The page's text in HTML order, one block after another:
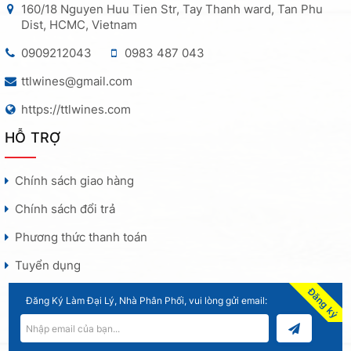
160/18 Nguyen Huu Tien Str, Tay Thanh ward, Tan Phu
Dist, HCMC, Vietnam
0909212043
0983 487 043
ttlwines@gmail.com
https://ttlwines.com
HỖ TRỢ
Chính sách giao hàng
Chính sách đổi trả
Phương thức thanh toán
Tuyển dụng
Đăng Ký Làm Đại Lý, Nhà Phân Phối, vui lòng gửi email: Đăng ký